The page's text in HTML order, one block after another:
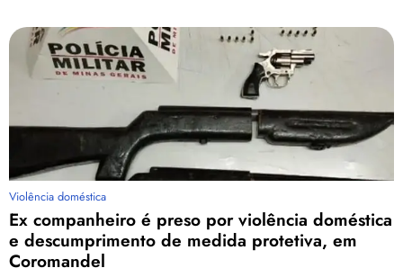
Violência doméstica
Ex companheiro é preso por violência doméstica
e descumprimento de medida protetiva, em
Coromandel